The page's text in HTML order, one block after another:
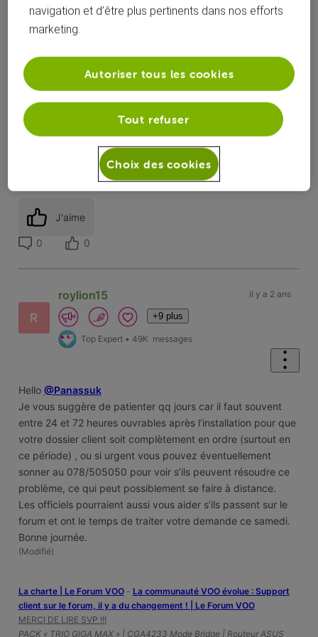
Panassuk
Promeneur•7 messages
Bonjour,
je suis nouveau client VOO depuis 26/12. Lorsque j'ai testé
les chaines (voir capture) j'ai le message comme quoi il faut
J'aime
0 0
R
roylion15
+9 plus
Top Expert • 49K messages
il y a 2 ans
Hello @Panassuk
Je vous suggère de patienter qq jours car il faut souvent
entre 24 et 72 heures ouvrables après l’installation pour que
votre dossier client soit complètement en ordre (surtout en
ce période) , ou si urgent vous pouvez éventuellement
sonner au 078/505050 pour voir s’ils peuvent résoudre ce
problème, ce qui peut possiblement se faire à distance.
Les officiels pourraient aussi vous aider s’ils passent sur le
forum et ont le temps de traiter votre demande ce samedi.
Bonne journée.
(Modifié)
La charte | Le Forum VOO- ‎La communauté VOO évolue : Support
client sur le forum, il y a du changement ! | Le Forum VOO
MERCI DE LIRE SVP !!!
PACK « TRIO GIGA MAX » | CGA4233 Mode Bridge | Routeur ASUS
navigation et d’être plus pertinents dans nos efforts
marketing.
Tout refuser
Autoriser tous les cookies
Choix des cookies